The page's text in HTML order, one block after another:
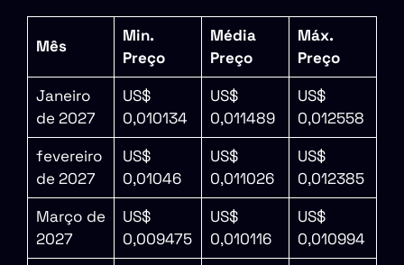
Mês
Min.
Preço
Média
Preço
Máx.
Preço
Janeiro
de 2027
US$
0,010134
US$
0,011489
US$
0,012558
fevereiro
de 2027
US$
0,01046
US$
0,011026
US$
0,012385
Março de
2027
US$
0,009475
US$
0,010116
US$
0,010994